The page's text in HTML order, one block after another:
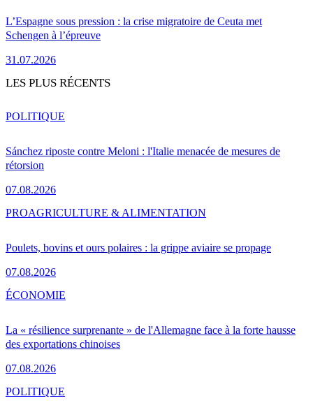
L’Espagne sous pression : la crise migratoire de Ceuta met
Schengen à l’épreuve
31.07.2026
LES PLUS RÉCENTS
Sánchez riposte contre Meloni : l'Italie menacée de mesures de
rétorsion
07.08.2026
POLITIQUE
Poulets, bovins et ours polaires : la grippe aviaire se propage
07.08.2026
PROAGRICULTURE & ALIMENTATION
La « résilience surprenante » de l'Allemagne face à la forte hausse
des exportations chinoises
07.08.2026
ÉCONOMIE
POLITIQUE